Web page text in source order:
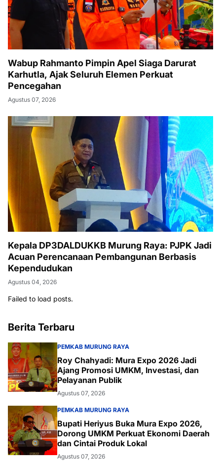
Wabup Rahmanto Pimpin Apel Siaga Darurat
Karhutla, Ajak Seluruh Elemen Perkuat
Pencegahan
Agustus 07, 2026
Kepala DP3DALDUKKB Murung Raya: PJPK Jadi
Acuan Perencanaan Pembangunan Berbasis
Kependudukan
Agustus 04, 2026
Failed to load posts.
Berita Terbaru
PEMKAB MURUNG RAYA
Roy Chahyadi: Mura Expo 2026 Jadi
Ajang Promosi UMKM, Investasi, dan
Pelayanan Publik
Agustus 07, 2026
PEMKAB MURUNG RAYA
Bupati Heriyus Buka Mura Expo 2026,
Dorong UMKM Perkuat Ekonomi Daerah
dan Cintai Produk Lokal
Agustus 07, 2026